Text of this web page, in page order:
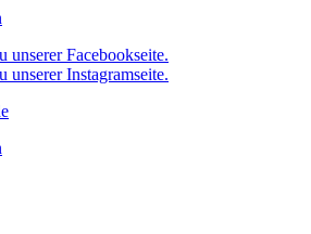
unserer Facebookseite.
unserer Instagramseite.